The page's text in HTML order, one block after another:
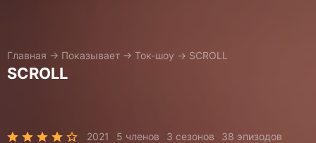
Главная → Показывает → Ток-шоу → SCROLL
SCROLL
2021 5 членов 3 сезонов 38 эпизодов